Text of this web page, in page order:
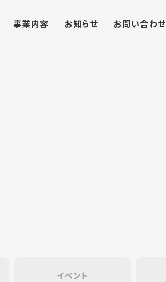
事業内容 お知らせ お問い合わせ
イベント